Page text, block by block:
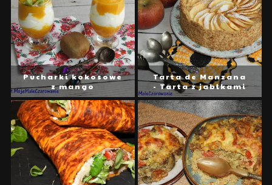
Pucharki kokosowe
z mango
Tarta de Manzana
- Tarta z jabłkami